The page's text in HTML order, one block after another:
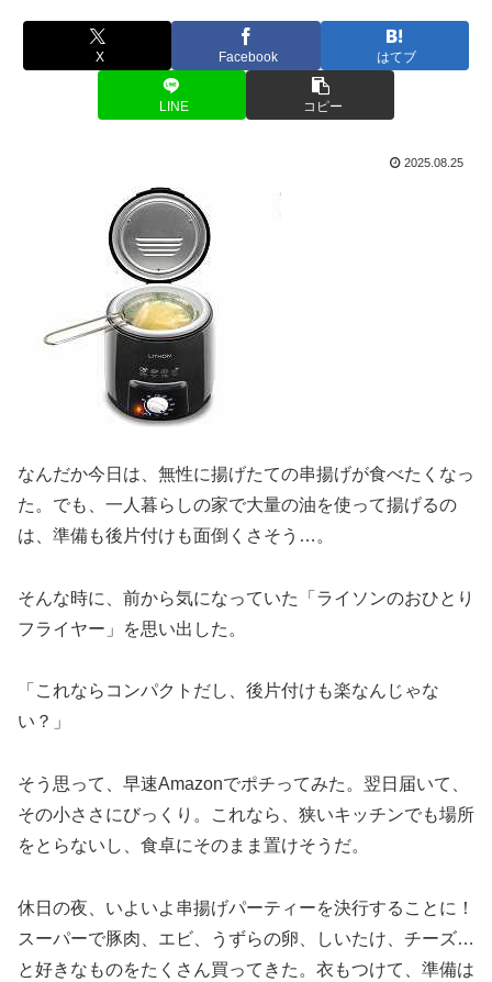
X Facebook はてブ
LINE コピー
2025.08.25
なんだか今日は、無性に揚げたての串揚げが食べたくなっ
た。でも、一人暮らしの家で大量の油を使って揚げるの
は、準備も後片付けも面倒くさそう…。
そんな時に、前から気になっていた「ライソンのおひとり
フライヤー」を思い出した。
「これならコンパクトだし、後片付けも楽なんじゃな
い？」
そう思って、早速Amazonでポチってみた。翌日届いて、
その小ささにびっくり。これなら、狭いキッチンでも場所
をとらないし、食卓にそのまま置けそうだ。
休日の夜、いよいよ串揚げパーティーを決行することに！
スーパーで豚肉、エビ、うずらの卵、しいたけ、チーズ…
と好きなものをたくさん買ってきた。衣もつけて、準備は